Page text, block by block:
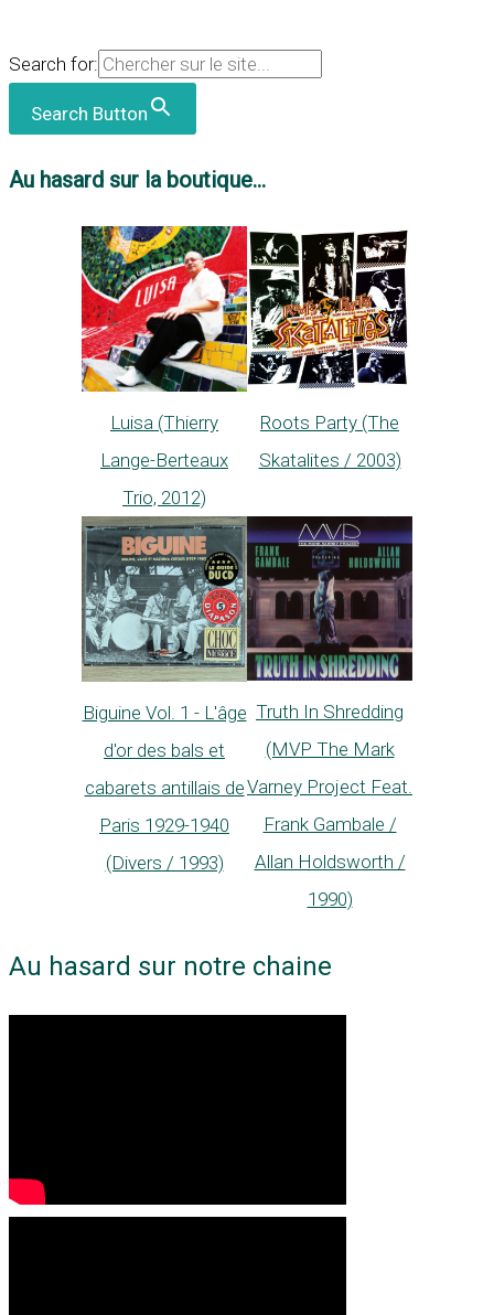
Search for:
Search Button
Au hasard sur la boutique...
Luisa (Thierry
Lange-Berteaux
Trio, 2012)
Roots Party (The
Skatalites / 2003)
Biguine Vol. 1 - L'âge
d'or des bals et
cabarets antillais de
Paris 1929-1940
(Divers / 1993)
Truth In Shredding
(MVP The Mark
Varney Project Feat.
Frank Gambale /
Allan Holdsworth /
1990)
Au hasard sur notre chaine